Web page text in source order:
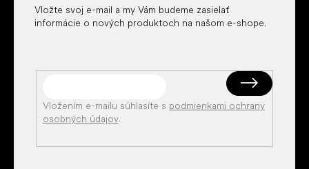
Vložte svoj e-mail a my Vám budeme zasielať
informácie o nových produktoch na našom e-shope.
Vložením e-mailu súhlasíte s podmienkami ochrany
osobných údajov.